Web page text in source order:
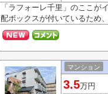
「ラフォーレ千里」のここ
配ボックスが付いているため
マンション
3.5万円